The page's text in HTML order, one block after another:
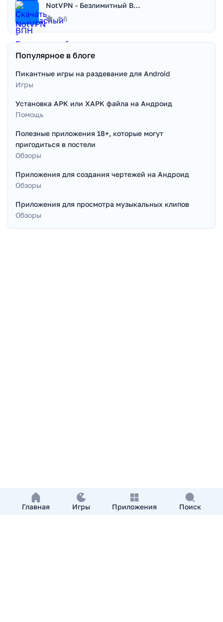
Главная Игры Приложения Поиск
NotVPN - Безлимитный ВПН | VPN
4.6
Популярное в блоге
Пикантные игры на раздевание для Android
Игры
Установка APK или XAPK файла на Андроид
Помощь
Полезные приложения 18+, которые могут
пригодиться в постели
Обзоры
Приложения для создания чертежей на Андроид
Обзоры
Приложения для просмотра музыкальных клипов
Обзоры